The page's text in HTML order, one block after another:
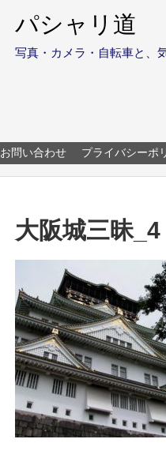
パシャリ道
写真・カメラ・自転車と、
お問い合わせ プライバシーポ
大阪城三昧_4